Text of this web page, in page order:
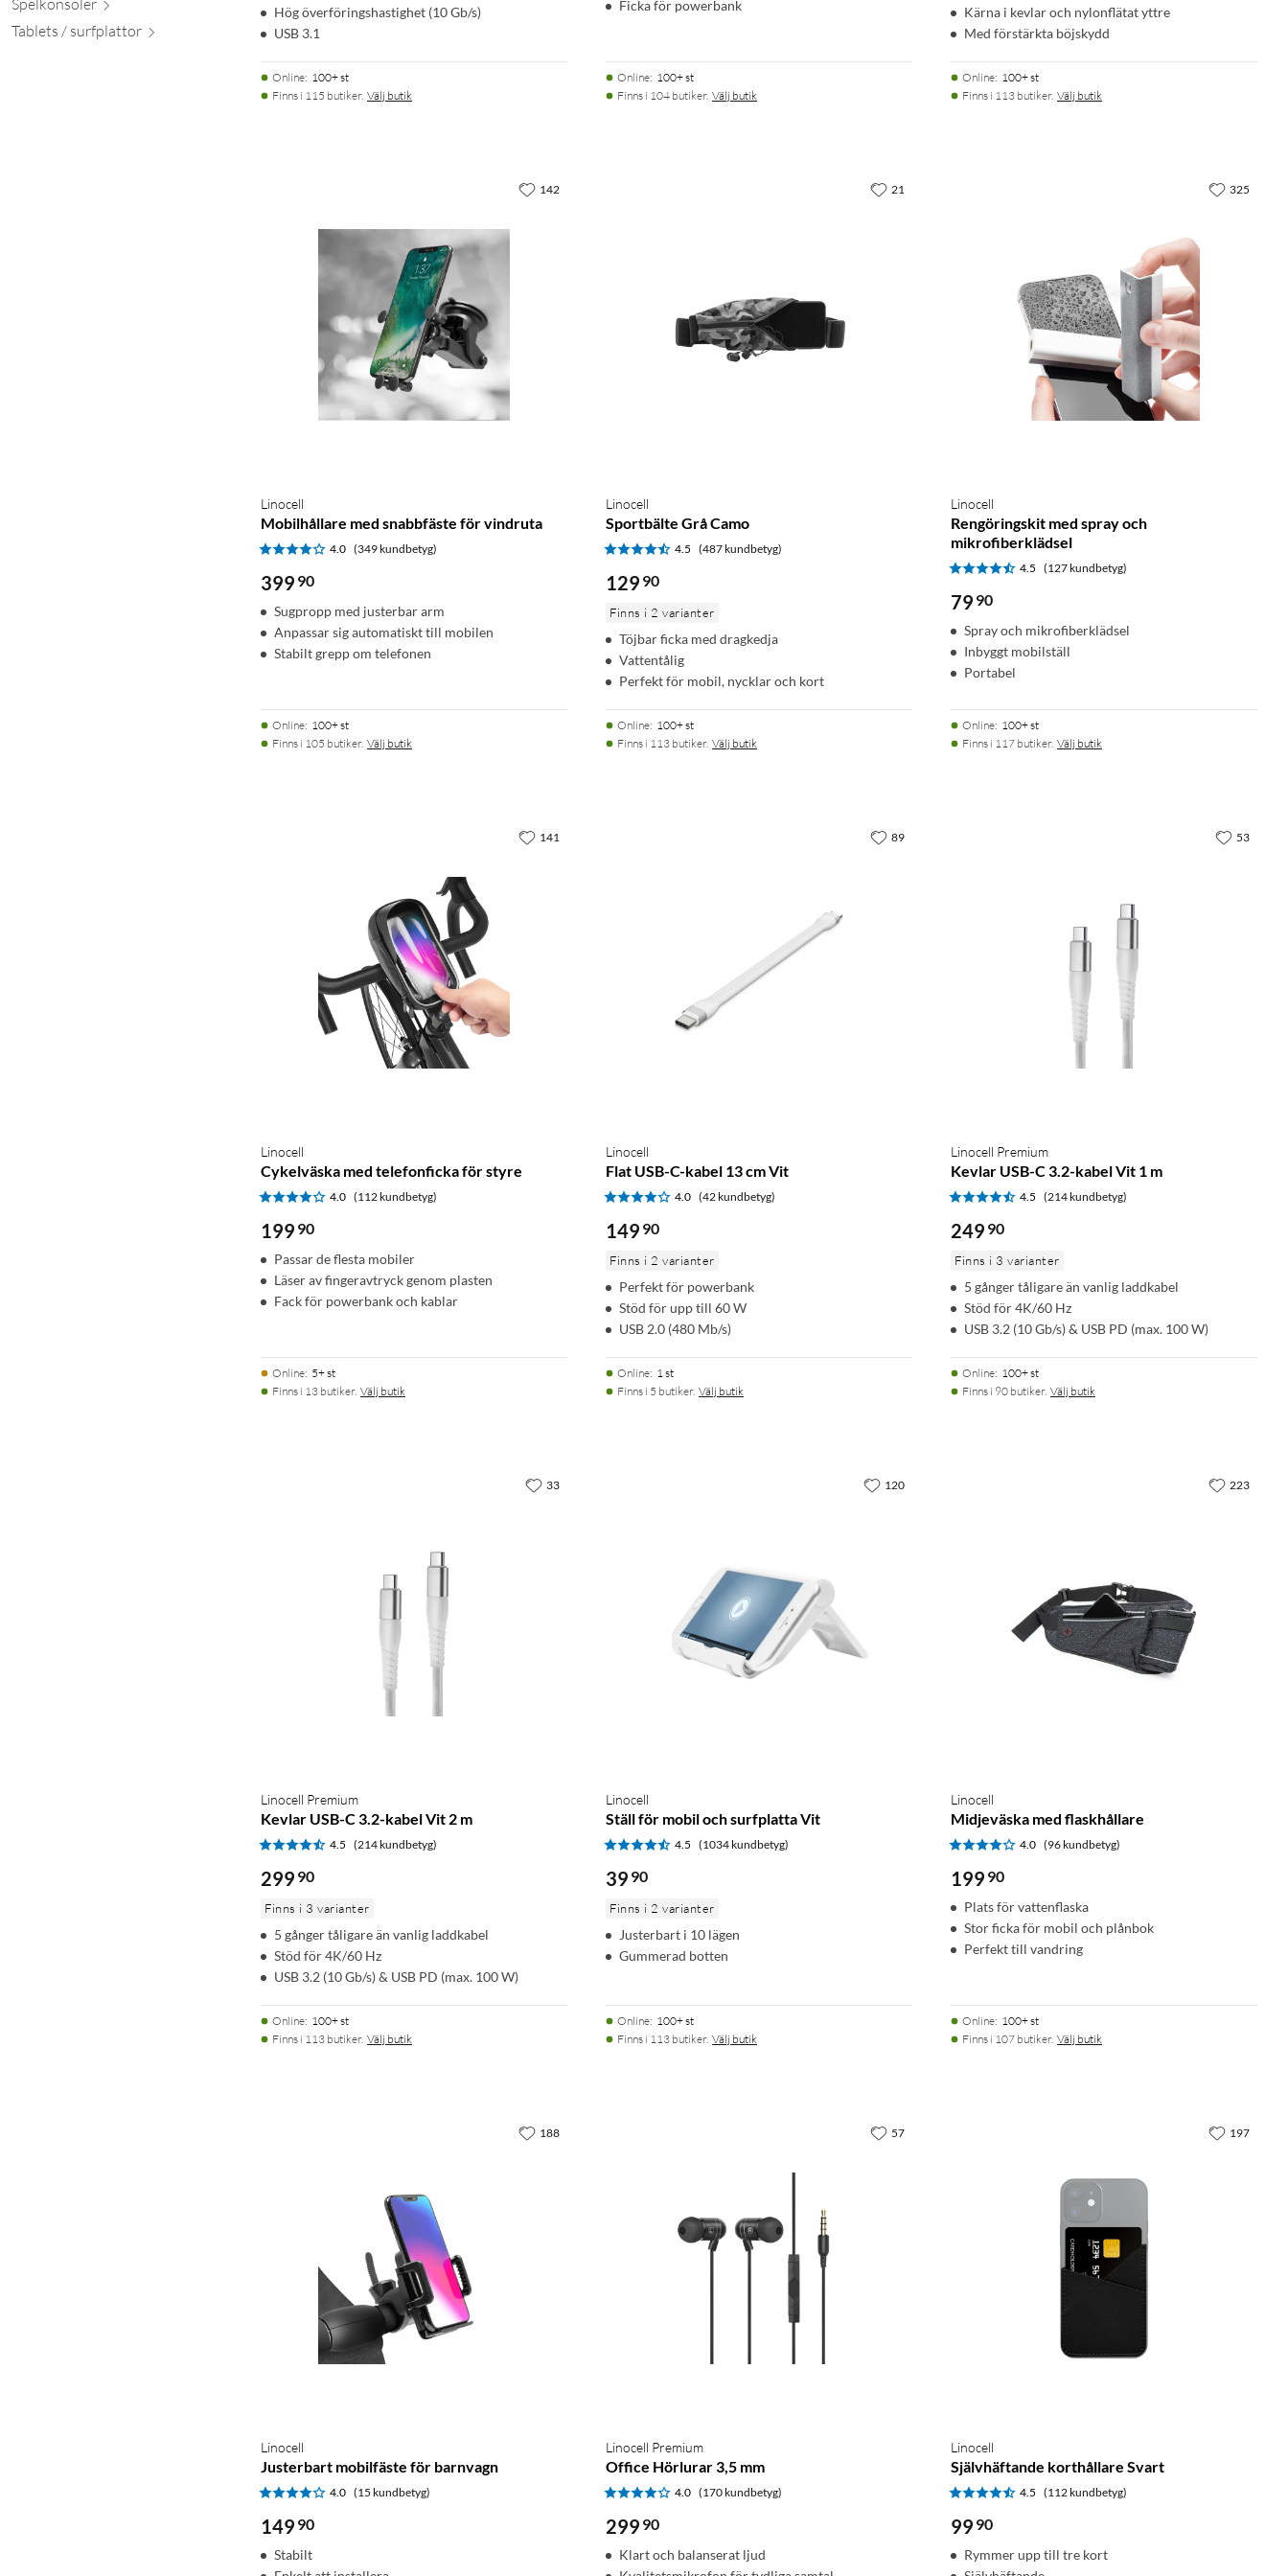
Tablets / surfplattor
Hög överföringshastighet (10 Gb/s)
USB 3.1
Online: 100+ st
Finns i 115 butiker. Välj butik
Ficka för powerbank
Online: 100+ st
Finns i 104 butiker. Välj butik
Kärna i kevlar och nylonflätat yttre
Med förstärkta böjskydd
Online: 100+ st
Finns i 113 butiker. Välj butik
Linocell
Mobilhållare med snabbfäste för vindruta
4.0 (349 kundbetyg)
399 90
Sugpropp med justerbar arm
Anpassar sig automatiskt till mobilen
Stabilt grepp om telefonen
Online: 100+ st
Finns i 105 butiker. Välj butik
142
Linocell
Sportbälte Grå Camo
4.5 (487 kundbetyg)
129 90
Finns i 2 varianter
Töjbar ficka med dragkedja
Vattentålig
Perfekt för mobil, nycklar och kort
Online: 100+ st
Finns i 113 butiker. Välj butik
21
Linocell
Rengöringskit med spray och
mikrofiberklädsel
4.5 (127 kundbetyg)
79 90
Spray och mikrofiberklädsel
Inbyggt mobilställ
Portabel
Online: 100+ st
Finns i 117 butiker. Välj butik
325
Linocell
Cykelväska med telefonficka för styre
4.0 (112 kundbetyg)
199 90
Passar de flesta mobiler
Läser av fingeravtryck genom plasten
Fack för powerbank och kablar
Online: 5+ st
Finns i 13 butiker. Välj butik
141
Linocell
Flat USB-C-kabel 13 cm Vit
4.0 (42 kundbetyg)
149 90
Finns i 2 varianter
Perfekt för powerbank
Stöd för upp till 60 W
USB 2.0 (480 Mb/s)
Online: 1 st
Finns i 5 butiker. Välj butik
89
Linocell Premium
Kevlar USB-C 3.2-kabel Vit 1 m
4.5 (214 kundbetyg)
249 90
Finns i 3 varianter
5 gånger tåligare än vanlig laddkabel
Stöd för 4K/60 Hz
USB 3.2 (10 Gb/s) & USB PD (max. 100 W)
Online: 100+ st
Finns i 90 butiker. Välj butik
53
Linocell Premium
Kevlar USB-C 3.2-kabel Vit 2 m
4.5 (214 kundbetyg)
299 90
Finns i 3 varianter
5 gånger tåligare än vanlig laddkabel
Stöd för 4K/60 Hz
USB 3.2 (10 Gb/s) & USB PD (max. 100 W)
Online: 100+ st
Finns i 113 butiker. Välj butik
33
Linocell
Ställ för mobil och surfplatta Vit
4.5 (1034 kundbetyg)
39 90
Finns i 2 varianter
Justerbart i 10 lägen
Gummerad botten
Online: 100+ st
Finns i 113 butiker. Välj butik
120
Linocell
Midjeväska med flaskhållare
4.0 (96 kundbetyg)
199 90
Plats för vattenflaska
Stor ficka för mobil och plånbok
Perfekt till vandring
Online: 100+ st
Finns i 107 butiker. Välj butik
223
Linocell
Justerbart mobilfäste för barnvagn
4.0 (15 kundbetyg)
149 90
Stabilt
188
Linocell Premium
Office Hörlurar 3,5 mm
4.0 (170 kundbetyg)
299 90
Klart och balanserat ljud
57
Linocell
Självhäftande korthållare Svart
4.5 (112 kundbetyg)
99 90
Rymmer upp till tre kort
197